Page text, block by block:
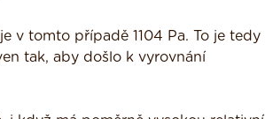
v tomto případě 1104 Pa. To je tedy
tak, aby došlo k vyrovnání